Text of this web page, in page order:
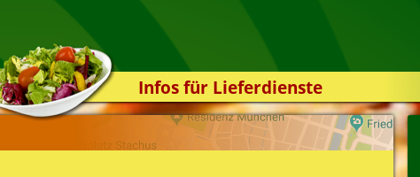
Infos für Lieferdienste
Kassensystem
Zuverlässigkeit